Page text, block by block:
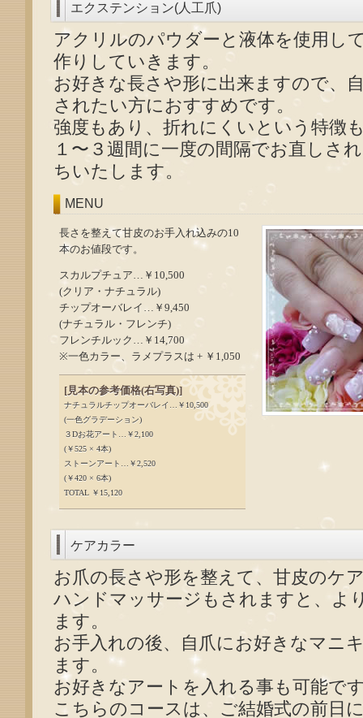
エクステンション(人工爪)
アクリルのパウダーと液体を使用し
作りしていきます。
お好きな長さや形に出来ますので、
されたい方におすすめです。
強度もあり、折れにくいという特徴
１〜３週間に一度の間隔でお直しさ
ちいたします。
MENU
長さを整えて甘皮のお手入れ込みの10
本のお値段です。
スカルプチュア…￥10,500
(クリア・ナチュラル)
チップオーバレイ…￥9,450
(ナチュラル・フレンチ)
フレンチルック…￥14,700
※一色カラー、ラメプラスは + ￥1,050
[見本の参考価格(右写真)]
ナチュラルチップオーバレイ…￥10,500
(一色グラデーション)
３Dお花アート…￥2,100
(￥525 × 4本)
ストーンアート…￥2,520
(￥420 × 6本)
TOTAL ￥15,120
ケアカラー
お爪の長さや形を整えて、甘皮のケ
ハンドマッサージもされますと、よ
ます。
お手入れの後、自爪にお好きなマニ
ます。
お好きなアートを入れる事も可能で
こちらのコースは、ご結婚式の前日